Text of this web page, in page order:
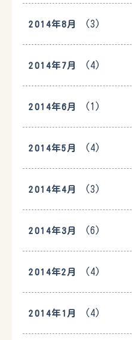
2014年8月 (3)
2014年7月 (4)
2014年6月 (1)
2014年5月 (4)
2014年4月 (3)
2014年3月 (6)
2014年2月 (4)
2014年1月 (4)